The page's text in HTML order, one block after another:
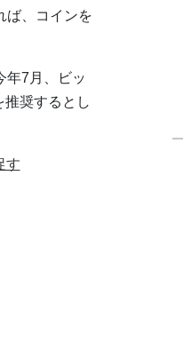
ば、コインを
年7月、ビッ
推奨するとし
す